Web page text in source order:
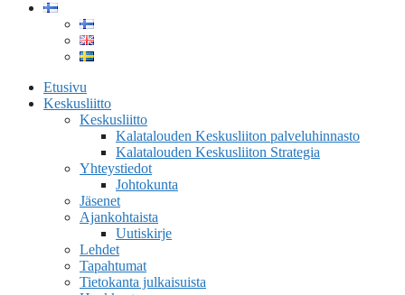
Etusivu
Keskusliitto
Keskusliitto
Kalatalouden Keskusliiton palveluhinnasto
Kalatalouden Keskusliiton Strategia
Yhteystiedot
Johtokunta
Jäsenet
Ajankohtaista
Uutiskirje
Lehdet
Tapahtumat
Tietokanta julkaisuista